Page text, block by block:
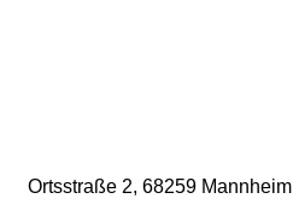
Ortsstraße 2, 68259 Mannheim